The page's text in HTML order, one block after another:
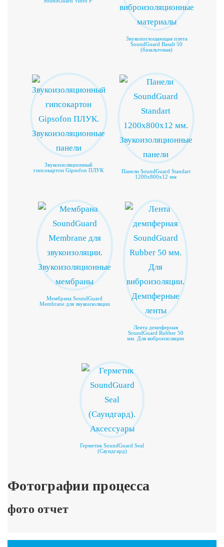
Звукопоглощающая плита
SoundGuard Basalt 50
(базальтовая)
Звукоизоляционный
гипсокартон Gipsofon ПЛУК
Панели SoundGuard Standart
1200х800х12 мм
Мембрана SoundGuard
Membrane для звукоизоляции
Лента демпферная
SoundGuard Rubber 50
мм. Для виброизоляции
Герметик SoundGuard Seal
(Саундгард)
Фотографии процесса
фото отчет